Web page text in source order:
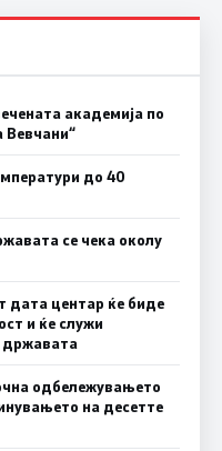
академија по
до 40
се чека околу
дата центар ќе биде
и ќе служи
државата
одбележувањето
на десетте